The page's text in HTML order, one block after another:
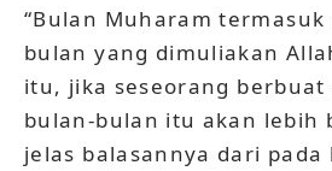
“Bulan Muharam termasuk
bulan yang dimuliakan
itu, jika seseorang berbuat
bulan-bulan itu akan lebih
jelas balasannya dari pada